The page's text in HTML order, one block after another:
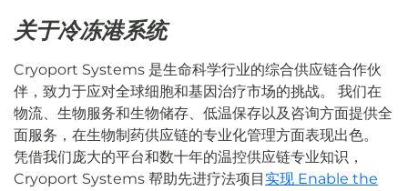
关于冷冻港系统
Cryoport Systems 是生命科学行业的综合供应链合作伙
伴，致力于应对全球细胞和基因治疗市场的挑战。 我们在
物流、生物服务和生物储存、低温保存以及咨询方面提供全
面服务，在生物制药供应链的专业化管理方面表现出色。
凭借我们庞大的平台和数十年的温控供应链专业知识，
Cryoport Systems 帮助先进疗法项目 实现 Enable the